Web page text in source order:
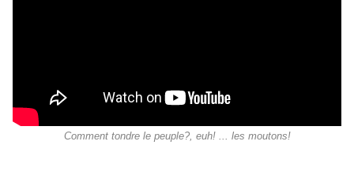
Comment tondre le peuple?, euh! ... les moutons!